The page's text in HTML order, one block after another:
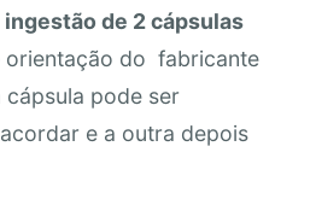
ingestão de 2 cápsulas
orientação do fabricante
pode ser
e a outra depois